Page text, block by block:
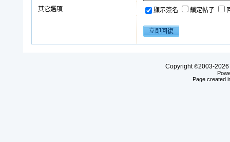
其它選項 顯示簽名 鎖定帖子
Copyright©2003-2026
Page created